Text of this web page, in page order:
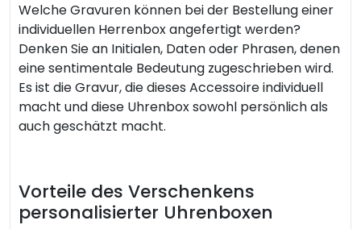
Welche Gravuren können bei der Bestellung einer
individuellen Herrenbox angefertigt werden?
Denken Sie an Initialen, Daten oder Phrasen, denen
eine sentimentale Bedeutung zugeschrieben wird.
Es ist die Gravur, die dieses Accessoire individuell
macht und diese Uhrenbox sowohl persönlich als
auch geschätzt macht.
Vorteile des Verschenkens
personalisierter Uhrenboxen